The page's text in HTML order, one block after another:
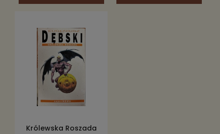
Królewska Roszada